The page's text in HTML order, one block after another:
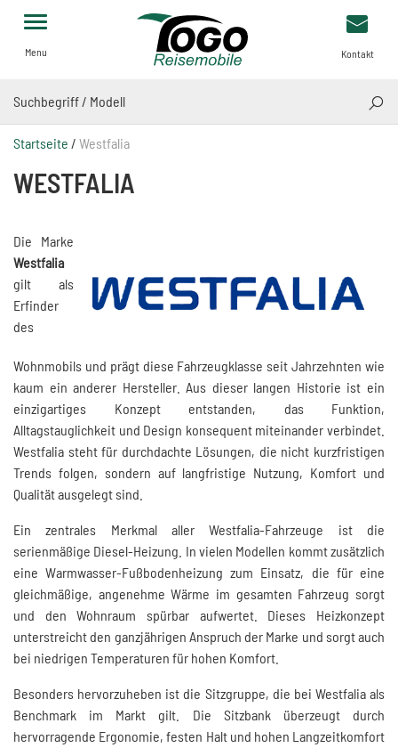
Menu Kontakt
Startseite / Westfalia
WESTFALIA
Die Marke
Westfalia
gilt als
Erfinder
des
Wohnmobils und prägt diese Fahrzeugklasse seit Jahrzehnten wie
kaum ein anderer Hersteller. Aus dieser langen Historie ist ein
einzigartiges Konzept entstanden, das Funktion,
Alltagstauglichkeit und Design konsequent miteinander verbindet.
Westfalia steht für durchdachte Lösungen, die nicht kurzfristigen
Trends folgen, sondern auf langfristige Nutzung, Komfort und
Qualität ausgelegt sind.
Ein zentrales Merkmal aller Westfalia-Fahrzeuge ist die
serienmäßige Diesel-Heizung. In vielen Modellen kommt zusätzlich
eine Warmwasser-Fußbodenheizung zum Einsatz, die für eine
gleichmäßige, angenehme Wärme im gesamten Fahrzeug sorgt
und den Wohnraum spürbar aufwertet. Dieses Heizkonzept
unterstreicht den ganzjährigen Anspruch der Marke und sorgt auch
bei niedrigen Temperaturen für hohen Komfort.
Besonders hervorzuheben ist die Sitzgruppe, die bei Westfalia als
Benchmark im Markt gilt. Die Sitzbank überzeugt durch
hervorragende Ergonomie, festen Halt und hohen Langzeitkomfort